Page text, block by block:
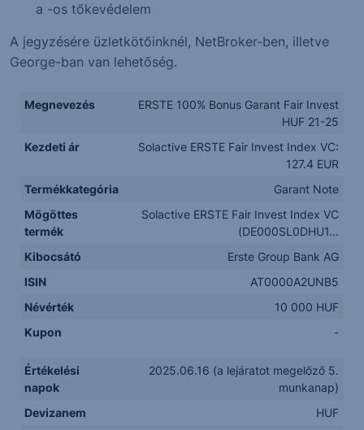
a -os tőkevédelem
A jegyzésére üzletkötőinknél, NetBroker-ben, illetve
George-ban van lehetőség.
Megnevezés
ERSTE 100% Bonus Garant Fair Invest
HUF 21-25
Kezdeti ár
Solactive ERSTE Fair Invest Index VC:
127.4 EUR
Termékkategória
Garant Note
Mögöttes
termék
Solactive ERSTE Fair Invest Index VC
(DE000SL0DHU1...
Kibocsátó
Erste Group Bank AG
ISIN
AT0000A2UNB5
Névérték
10 000 HUF
Kupon
-
Értékelési
napok
2025.06.16 (a lejáratot megelőző 5.
munkanap)
Devizanem
HUF